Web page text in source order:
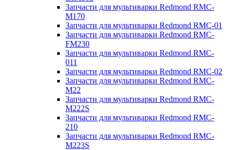
Запчасти для мультиварки Redmond RMC-
M170
Запчасти для мультиварки Redmond RMC-01
Запчасти для мультиварки Redmond RMC-
FM230
Запчасти для мультиварки Redmond RMC-
011
Запчасти для мультиварки Redmond RMC-02
Запчасти для мультиварки Redmond RMC-
M22
Запчасти для мультиварки Redmond RMC-
M222S
Запчасти для мультиварки Redmond RMC-
210
Запчасти для мультиварки Redmond RMC-
M223S